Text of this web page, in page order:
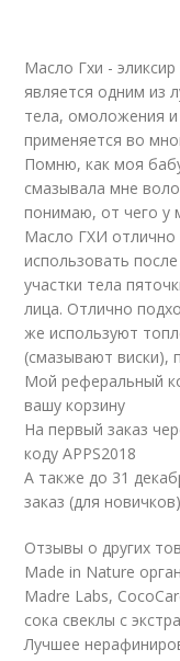
Масло Гхи -
является одним из
тела, омоложения
применяется во
Помню, как моя
смазывала мне
понимаю, от чего у
Масло ГХИ
использовать
участки тела
лица. Отлично
же используют
(смазывают виски),
Мой реферальный
вашу корзину
На первый заказ
коду APPS2018
А также до 31
заказ (для
Отзывы о других
Made in Nature
Madre Labs,
сока свеклы с
Лучшее